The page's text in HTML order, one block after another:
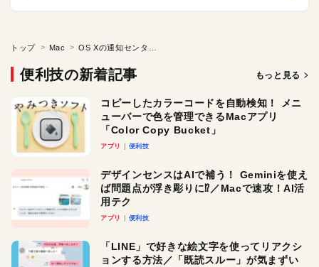
トップ Mac
便利技の新着記事 もっと見る
コピーしたカラーコードを自動検知！ メニ
ューバーで色を管理できるMacアプリ
「Color Copy Bucket」
アプリ 便利技
デザインセンスはAIで補う！ Geminiを使え
ば問題点が浮き彫りに⁉︎／Macで速攻！AI活
用テク
アプリ 便利技
「LINE」で好きな絵文字を使ってリアクシ
ョンする方法／「既読スルー」が気まずい